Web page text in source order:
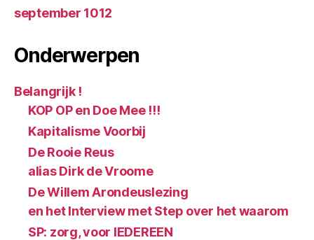
september 1012
Onderwerpen
Belangrijk !
KOP OP en Doe Mee !!!
Kapitalisme Voorbij
De Rooie Reus
alias Dirk de Vroome
De Willem Arondeuslezing
en het Interview met Step over het waarom
SP: zorg, voor IEDEREEN